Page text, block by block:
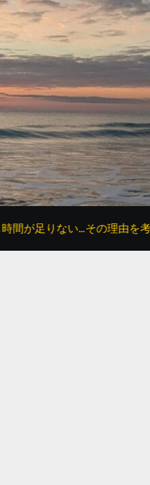
い…その理由を考えてみた